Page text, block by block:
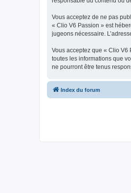
Vous acceptez de ne pas
« Clio V6 Passion » est
jugeons nécessaire.
Vous acceptez que « Clio V6
toutes les informations que
ne pourront être tenus
Index du forum